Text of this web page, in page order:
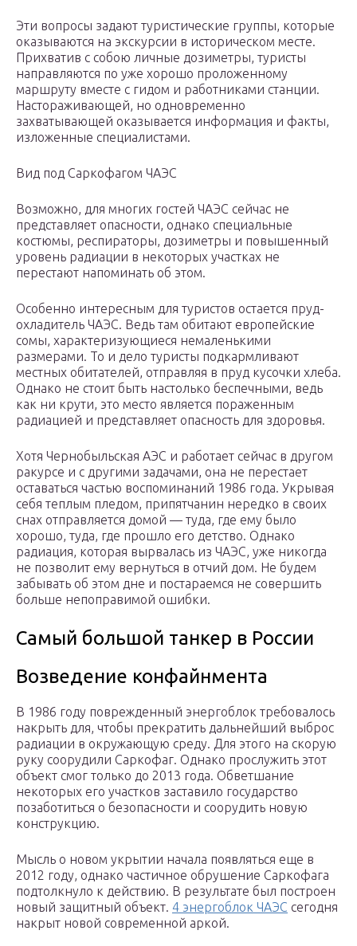
Эти вопросы задают туристические группы, которые
оказываются на экскурсии в историческом месте.
Прихватив с собою личные дозиметры, туристы
направляются по уже хорошо проложенному
маршруту вместе с гидом и работниками станции.
Настораживающей, но одновременно
захватывающей оказывается информация и факты,
изложенные специалистами.
Вид под Саркофагом ЧАЭС
Возможно, для многих гостей ЧАЭС сейчас не
представляет опасности, однако специальные
костюмы, респираторы, дозиметры и повышенный
уровень радиации в некоторых участках не
перестают напоминать об этом.
Особенно интересным для туристов остается пруд-
охладитель ЧАЭС. Ведь там обитают европейские
сомы, характеризующиеся немаленькими
размерами. То и дело туристы подкармливают
местных обитателей, отправляя в пруд кусочки хлеба.
Однако не стоит быть настолько беспечными, ведь
как ни крути, это место является пораженным
радиацией и представляет опасность для здоровья.
Хотя Чернобыльская АЭС и работает сейчас в другом
ракурсе и с другими задачами, она не перестает
оставаться частью воспоминаний 1986 года. Укрывая
себя теплым пледом, припятчанин нередко в своих
снах отправляется домой — туда, где ему было
хорошо, туда, где прошло его детство. Однако
радиация, которая вырвалась из ЧАЭС, уже никогда
не позволит ему вернуться в отчий дом. Не будем
забывать об этом дне и постараемся не совершить
больше непоправимой ошибки.
Самый большой танкер в России
Возведение конфайнмента
В 1986 году поврежденный энергоблок требовалось
накрыть для, чтобы прекратить дальнейший выброс
радиации в окружающую среду. Для этого на скорую
руку соорудили Саркофаг. Однако прослужить этот
объект смог только до 2013 года. Обветшание
некоторых его участков заставило государство
позаботиться о безопасности и соорудить новую
конструкцию.
Мысль о новом укрытии начала появляться еще в
2012 году, однако частичное обрушение Саркофага
подтолкнуло к действию. В результате был построен
новый защитный объект. 4 энергоблок ЧАЭС сегодня
накрыт новой современной аркой.